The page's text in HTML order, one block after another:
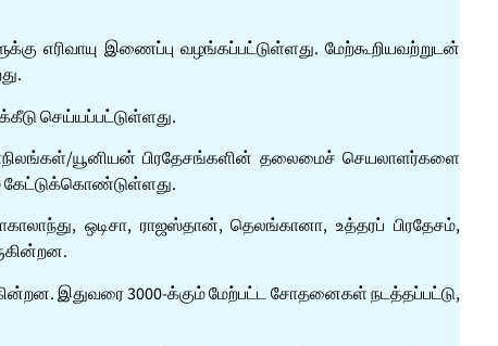
எரிவாயு இணைப்பு வழங்கப்பட்டுள்ளது. மேற்கூறியவற்றுடன்
செய்யப்பட்டுள்ளது.
யூனியன் பிரதேசங்களின் தலைமைச் செயலாளர்களை
கேட்டுக்கொண்டுள்ளது.
ஒடிசா, ராஜஸ்தான், தெலங்கானா, உத்தரப் பிரதேசம்,
இதுவரை 3000-க்கும் மேற்பட்ட சோதனைகள் நடத்தப்பட்டு,